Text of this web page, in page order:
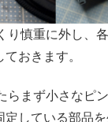
り慎重に外し、
おきます。
らまず小さなピ
している部品を